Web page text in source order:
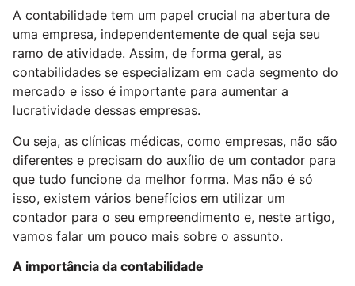
A contabilidade tem um papel crucial na abertura de
uma empresa, independentemente de qual seja seu
ramo de atividade. Assim, de forma geral, as
contabilidades se especializam em cada segmento do
mercado e isso é importante para aumentar a
lucratividade dessas empresas.
Ou seja, as clínicas médicas, como empresas, não são
diferentes e precisam do auxílio de um contador para
que tudo funcione da melhor forma. Mas não é só
isso, existem vários benefícios em utilizar um
contador para o seu empreendimento e, neste artigo,
vamos falar um pouco mais sobre o assunto.
A importância da contabilidade